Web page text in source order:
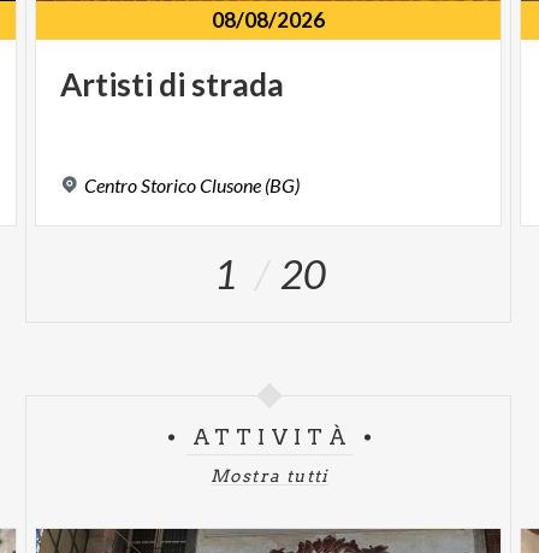
08/08/2026
Artisti di strada
Centro StoricoClusone (BG)
1 20
ATTIVITÀ
Mostra tutti